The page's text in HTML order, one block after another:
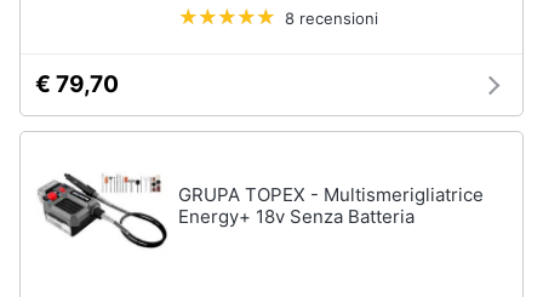
automazione
casa
8 recensioni
€ 79,70
GRUPA TOPEX - Multismerigliatrice
Energy+ 18v Senza Batteria